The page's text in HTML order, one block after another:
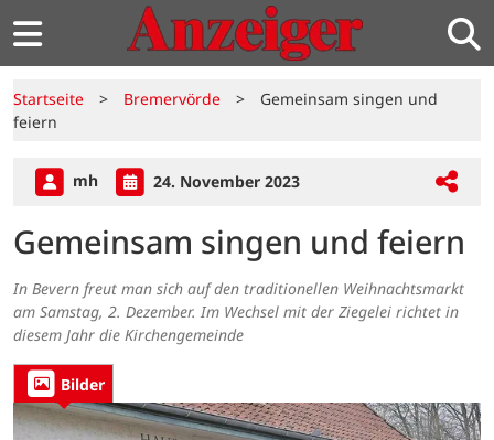
Startseite > Bremervörde >
Gemeinsam singen und
feiern
mh 24. November 2023
Gemeinsam singen und feiern
In Bevern freut man sich auf den traditionellen Weihnachtsmarkt
am Samstag, 2. Dezember. Im Wechsel mit der Ziegelei richtet in
diesem Jahr die Kirchengemeinde
Bilder